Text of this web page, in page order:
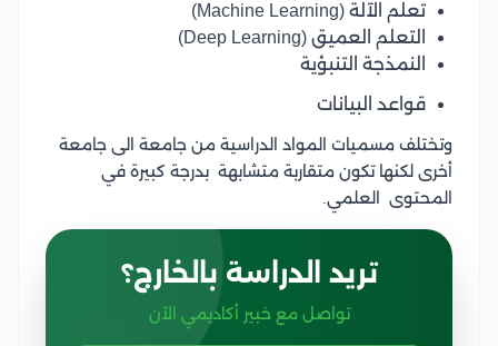
تعلم الآلة (Machine Learning)
التعلم العميق (Deep Learning)
النمذجة التنبؤية
قواعد البيانات
وتختلف مسميات المواد الدراسية من جامعة الى جامعة
أخرى لكنها تكون متقاربة متشابهة بدرجة كبيرة في
المحتوى العلمي.
تريد الدراسة بالخارج؟
تواصل مع خبير أكاديمي الآن